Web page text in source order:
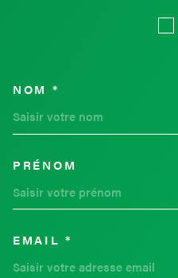
NOM *
PRÉNOM
EMAIL *